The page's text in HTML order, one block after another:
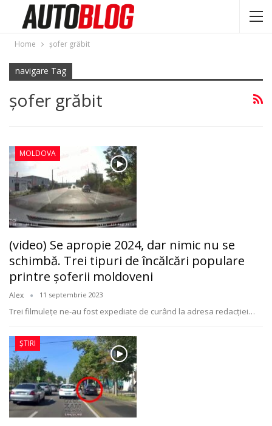
Home şofer grăbit
navigare Tag
şofer grăbit
MOLDOVA
(video) Se apropie 2024, dar nimic nu se
schimbă. Trei tipuri de încălcări populare
printre șoferii moldoveni
Alex 11 septembrie 2023
Trei filmulețe ne-au fost expediate de curând la adresa redacției…
ȘTIRI